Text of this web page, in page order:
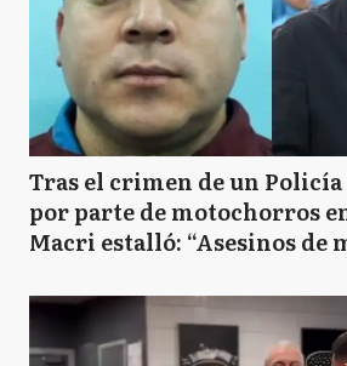
Tras el crimen de un Policía
por parte de motochorros
Macri estalló: “Asesinos de